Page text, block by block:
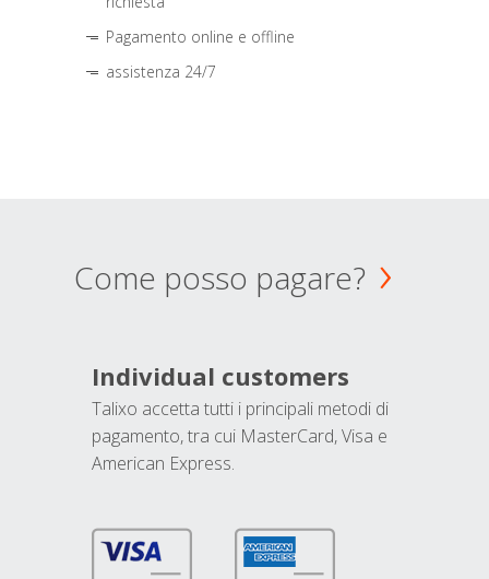
Pagamento online e offline
assistenza 24/7
Come posso pagare?
Individual customers
Talixo accetta tutti i principali metodi di
pagamento, tra cui MasterCard, Visa e
American Express.